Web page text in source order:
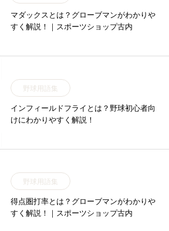
マダックスとは？グローブマンがわかりや
すく解説！｜スポーツショップ古内
野球用語集
インフィールドフライとは？野球初心者向
けにわかりやすく解説！
野球用語集
得点圏打率とは？グローブマンがわかりや
すく解説！｜スポーツショップ古内